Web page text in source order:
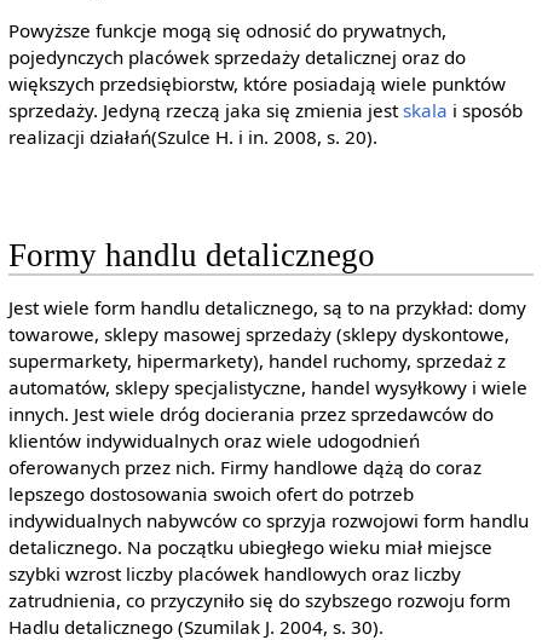
Powyższe funkcje mogą się odnosić do prywatnych,
pojedynczych placówek sprzedaży detalicznej oraz do
większych przedsiębiorstw, które posiadają wiele punktów
sprzedaży. Jedyną rzeczą jaka się zmienia jestskala i sposób
realizacji działań(Szulce H. i in. 2008, s. 20).
Formy handlu detalicznego
Jest wiele form handlu detalicznego, są to na przykład: domy
towarowe, sklepy masowej sprzedaży (sklepy dyskontowe,
supermarkety, hipermarkety), handel ruchomy, sprzedaż z
automatów, sklepy specjalistyczne, handel wysyłkowy i wiele
innych. Jest wiele dróg docierania przez sprzedawców do
klientów indywidualnych oraz wiele udogodnień
oferowanych przez nich. Firmy handlowe dążą do coraz
lepszego dostosowania swoich ofert do potrzeb
indywidualnych nabywców co sprzyja rozwojowi form handlu
detalicznego. Na początku ubiegłego wieku miał miejsce
szybki wzrost liczby placówek handlowych oraz liczby
zatrudnienia, co przyczyniło się do szybszego rozwoju form
Hadlu detalicznego (Szumilak J. 2004, s. 30).